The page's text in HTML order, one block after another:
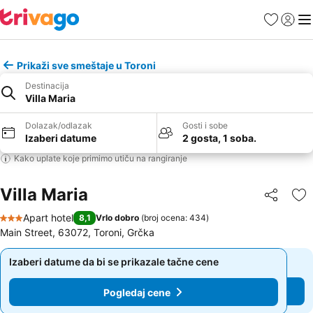
FavoritiPrijavi
Prikaži sve smeštaje u Toroni
Destinacija
Villa Maria
Dolazak/odlazak
Izaberi datume
Gosti i sobe
2 gosta, 1 soba.
Kako uplate koje primimo utiču na rangiranje
Villa Maria Deli
3 Zvezdice
Apart hotel 8,1 Vrlo dobro (broj ocena: 434)
Main Street, 63072, Toroni, Grčka
Izaberi datume da bi se prikazale tačne cene
Pogledaj cene
Izaberi datume da bi se prikazale tačne cene
Pogledaj cene